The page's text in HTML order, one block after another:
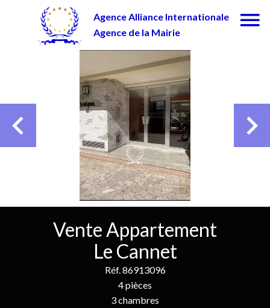
Agence Alliance Internationale
Agence de la Mairie
Vente Appartement
Le Cannet
Réf. 86913096
4 pièces
3 chambres